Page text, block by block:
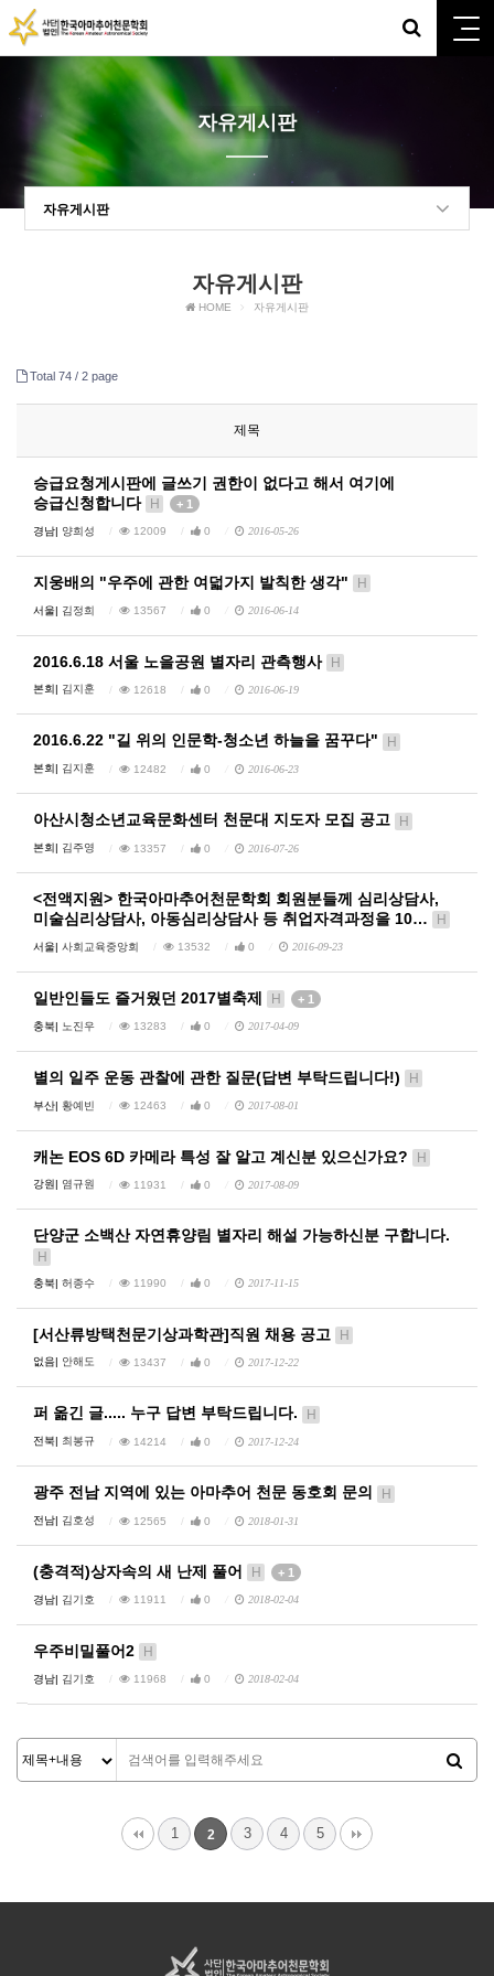
자유게시판
자유게시판
자유게시판
HOME 자유게시판
Total 74 / 2 page
제목
승급요청게시판에 글쓰기 권한이 없다고 해서 여기에
승급신청합니다
H + 1
경남| 양희성 12009 0 2016-05-26
지웅배의 "우주에 관한 여덟가지 발칙한 생각" H
서울| 김정희 13567 0 2016-06-14
2016.6.18 서울 노을공원 별자리 관측행사 H
본회| 김지훈 12618 0 2016-06-19
2016.6.22 "길 위의 인문학-청소년 하늘을 꿈꾸다" H
본회| 김지훈 12482 0 2016-06-23
아산시청소년교육문화센터 천문대 지도자 모집 공고 H
본회| 김주영 13357 0 2016-07-26
<전액지원> 한국아마추어천문학회 회원분들께 심리상담사,
미술심리상담사, 아동심리상담사 등 취업자격과정을 10…
H
서울| 사회교육중앙회 13532 0 2016-09-23
일반인들도 즐거웠던 2017별축제 H + 1
충북| 노진우 13283 0 2017-04-09
별의 일주 운동 관찰에 관한 질문(답변 부탁드립니다!) H
부산| 황예빈 12463 0 2017-08-01
캐논 EOS 6D 카메라 특성 잘 알고 계신분 있으신가요? H
강원| 염규원 11931 0 2017-08-09
단양군 소백산 자연휴양림 별자리 해설 가능하신분 구합니다.
H
충북| 허종수 11990 0 2017-11-15
[서산류방택천문기상과학관]직원 채용 공고 H
없음| 안해도 13437 0 2017-12-22
퍼 옮긴 글..... 누구 답변 부탁드립니다. H
전북| 최봉규 14214 0 2017-12-24
광주 전남 지역에 있는 아마추어 천문 동호회 문의 H
전남| 김호성 12565 0 2018-01-31
(충격적)상자속의 새 난제 풀어 H + 1
경남| 김기호 11911 0 2018-02-04
우주비밀풀어2 H
경남| 김기호 11968 0 2018-02-04
1 2 3 4 5